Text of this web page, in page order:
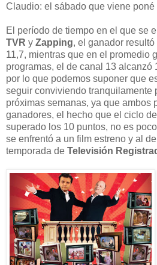
Claudio: el sábado que viene poné
El período de tiempo en el que se
TVR y Zapping, el ganador resultó
11,7, mientras que en el promedio
programas, el de canal 13 alcanzó
por lo que podemos suponer que
seguir conviviendo tranquilamente
próximas semanas, ya que ambos
ganadores, el hecho que el ciclo
superado los 10 puntos, no es
se enfrentó a un film estreno y al
temporada de Televisión